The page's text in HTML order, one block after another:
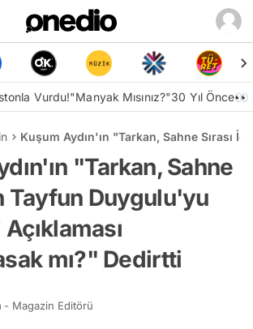
Vurdu!"Manyak Mısınız?"30 Yıl Önce👀
Kuşum Aydın'ın "Tarkan, Sahne Sırası
"Tarkan, Sahne
Tayfun Duygulu'yu
mı?" Dedirtti
- Magazin Editörü